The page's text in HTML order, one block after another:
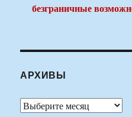
безграничные
АРХИВЫ
Архивы